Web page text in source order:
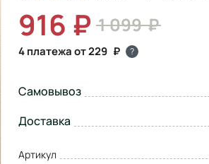
1 099
916
4 платежа от 229 ?
Самовывоз
Доставка
Артикул